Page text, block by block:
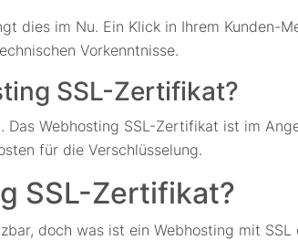
dies im Nu. Ein Klick in Ihrem Kunden-
Vorkenntnisse.
SSL-Zertifikat?
Das Webhosting SSL-Zertifikat ist im
für die Verschlüsselung.
SSL-Zertifikat?
doch was ist ein Webhosting mit